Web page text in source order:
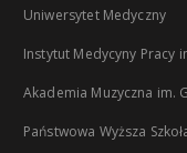
Uniwersytet Medyczny
Instytut Medycyny Pracy
Akademia Muzyczna im.
Państwowa Wyższa